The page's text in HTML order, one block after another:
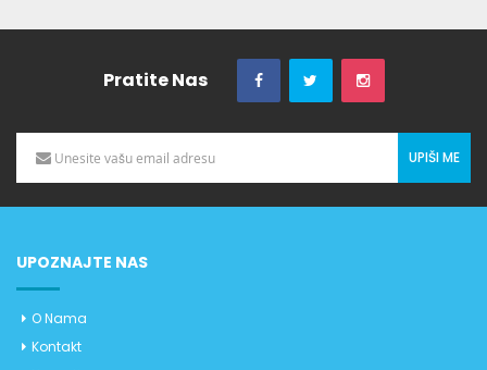
Pratite Nas
UPIŠI ME
UPOZNAJTE NAS
O Nama
Kontakt